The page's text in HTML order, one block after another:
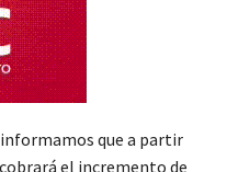
que a partir
el incremento de